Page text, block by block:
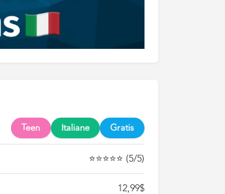
Teen Italiane Gratis
⭐⭐⭐⭐⭐ (5/5)
12,99$